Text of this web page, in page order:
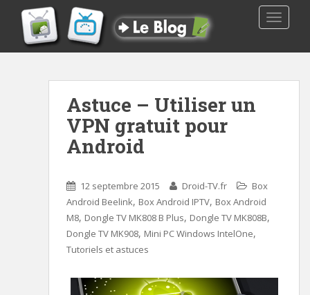
Astuce – Utiliser un
VPN gratuit pour
Android
12 septembre 2015 Droid-TV.fr
Box
Android Beelink, Box Android IPTV, Box Android
M8, Dongle TV MK808 B Plus, Dongle TV MK808B,
Dongle TV MK908, Mini PC Windows IntelOne,
Tutoriels et astuces